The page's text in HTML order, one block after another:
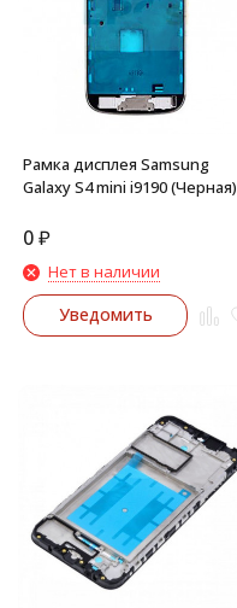
Рамка дисплея Samsung
Galaxy S4 mini i9190 (Черная)
0₽
Нет в наличии
Уведомить